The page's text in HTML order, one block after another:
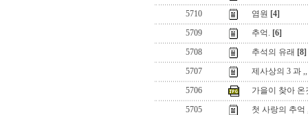
5710
염원 [4]
5709
추억. [6]
5708
추석의 유래 [8]
5707
제사상의 3 과 ,,
5706
가을이 찾아 온
5705
첫 사랑의 추억